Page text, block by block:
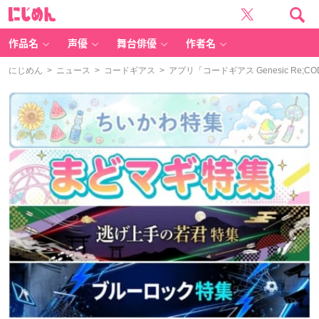
作品名 声優 舞台俳優 作者名
にじめん > ニュース > コードギアス > アプリ「コードギアス Genesic